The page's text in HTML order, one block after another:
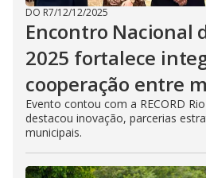
DO R7/12/12/2025
Encontro Nacional
2025 fortalece
cooperação entre
Evento contou com a RECORD
destacou inovação, parcerias
municipais.